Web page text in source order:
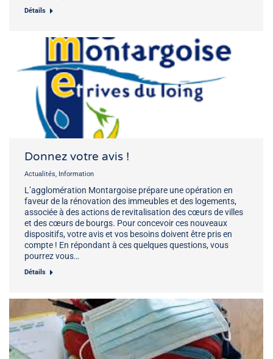
Détails
Donnez votre avis !
Actualités, Information
L’agglomération Montargoise prépare une opération en
faveur de la rénovation des immeubles et des logements,
associée à des actions de revitalisation des cœurs de villes
et des cœurs de bourgs. Pour concevoir ces nouveaux
dispositifs, votre avis et vos besoins doivent être pris en
compte ! En répondant à ces quelques questions, vous
pourrez vous…
Détails